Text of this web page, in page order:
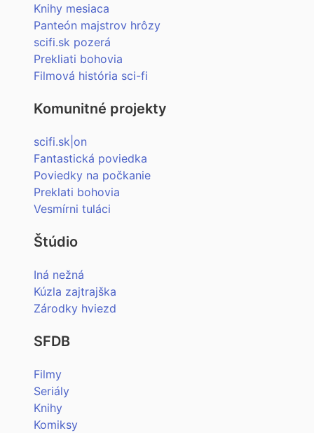
Knihy mesiaca
Panteón majstrov hrôzy
scifi.sk pozerá
Prekliati bohovia
Filmová história sci-fi
Komunitné projekty
scifi.sk|on
Fantastická poviedka
Poviedky na počkanie
Preklati bohovia
Vesmírni tuláci
Štúdio
Iná nežná
Kúzla zajtrajška
Zárodky hviezd
SFDB
Filmy
Seriály
Knihy
Komiksy